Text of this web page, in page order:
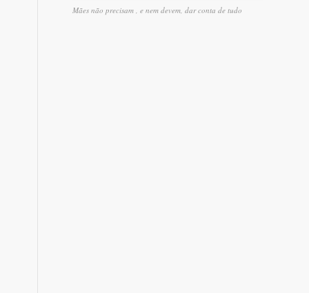
Mães não precisam , e nem devem, dar conta de tudo